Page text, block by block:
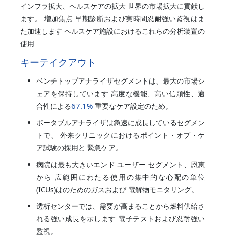
インフラ拡大、ヘルスケアの拡大 世界の市場拡大に貢献し
ます。 増加焦点 早期診断および実時間忍耐強い監視はま
た加速します ヘルスケア施設におけるこれらの分析装置の
使用
キーテイクアウト
ベンチトップアナライザセグメントは、最大の市場シ
ェアを保持しています 高度な機能、高い信頼性、適
合性による67.1% 重要なケア設定のため。
ポータブルアナライザは急速に成長しているセグメン
トで、 外来クリニックにおけるポイント・オブ・ケ
ア試験の採用と 緊急ケア。
病院は最も大きいエンド ユーザー セグメント、恩恵
から 広範囲にわたる使用の集中的な心配の単位
(ICUs)はのためのガスおよび 電解物モニタリング。
透析センターでは、需要が高まることから燃料供給さ
れる強い成長を示します 電子テストおよび忍耐強い
監視。